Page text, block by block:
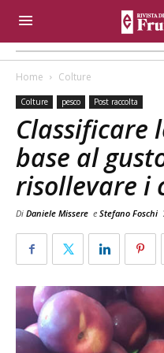
Home Colture
Colture pesco Post raccolta
Classificare
base al
risollevare i
Di Daniele Missere e Stefano Foschi